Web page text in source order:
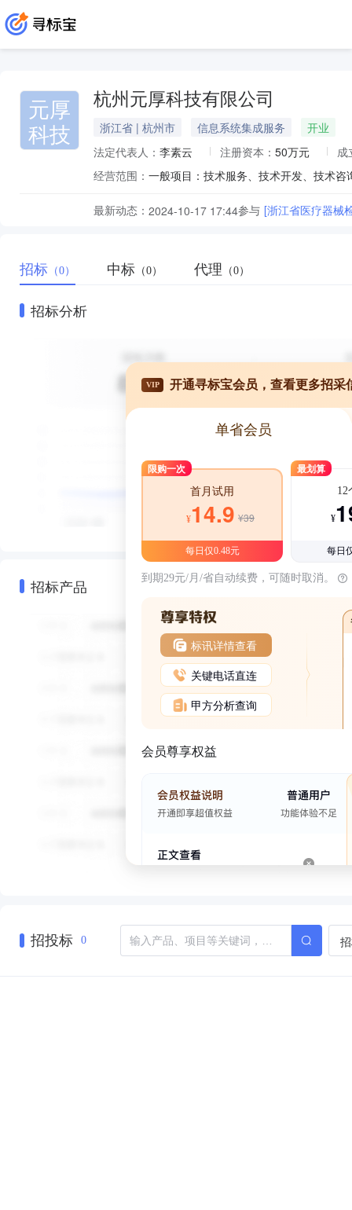
元厚
科技
杭州元厚科技有限公司
浙江省 | 杭州市 信息系统集成服务
开业
法定代表人： 李素云 注册资本： 50万元
成
经营范围：
最新动态： 2024-10-17 17:44参与 [浙江省医疗器械
招标 （0） 中标 （0） 代理 （0）
招标分析
招标产品
VIP 开通寻标宝会员，查看更多招采
单省会员
限购一次
首月试用
¥14.9 ¥39
每日仅0.48元
最划算
12
¥
每日
到期29元/月/省自动续费，可随时取消。
标讯详情查看
关键电话直连
甲方分析查询
会员尊享权益
招投标 0